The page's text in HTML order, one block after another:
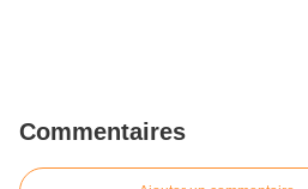
Commentaires